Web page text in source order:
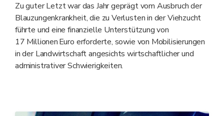
Zu guter Letzt war das Jahr geprägt vom Ausbruch der
Blauzungenkrankheit, die zu Verlusten in der Viehzucht
führte und eine finanzielle Unterstützung von
17 Millionen Euro erforderte, sowie von Mobilisierungen
in der Landwirtschaft angesichts wirtschaftlicher und
administrativer Schwierigkeiten.